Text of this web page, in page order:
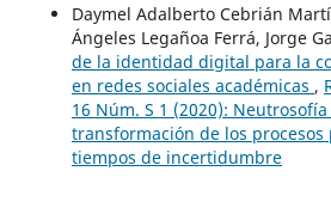
Daymel Adalberto Cebrián
Ángeles Legañoa Ferrá, Jorge
de la identidad digital para la
en redes sociales académicas ,
16 Núm. S 1 (2020):
transformación de los procesos
tiempos de incertidumbre